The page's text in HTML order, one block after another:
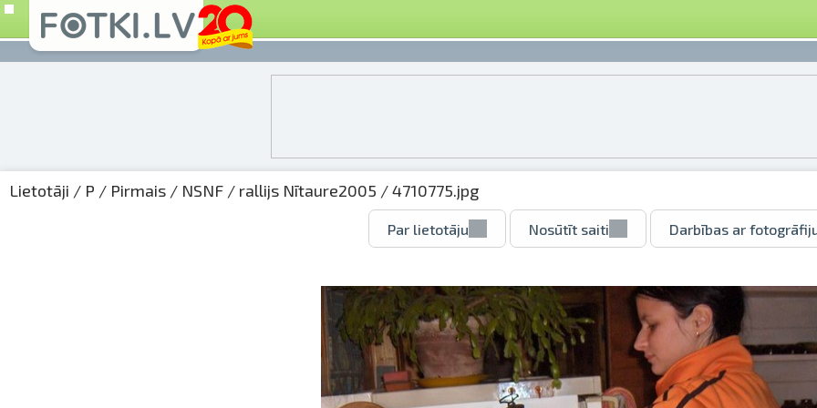
Lietotāji / P / Pirmais / NSNF / rallijs Nītaure2005 / 4710775.jpg
Par lietotāju Nosūtīt saiti Darbības ar